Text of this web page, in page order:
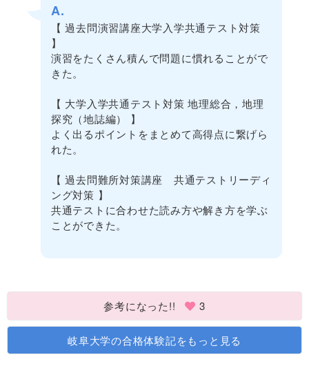
A.
【 過去問演習講座大学入学共通テスト対策
】
演習をたくさん積んで問題に慣れることがで
きた。
【 大学入学共通テスト対策 地理総合，地理
探究（地誌編） 】
よく出るポイントをまとめて高得点に繋げら
れた。
【 過去問難所対策講座 共通テストリーディ
ング対策 】
共通テストに合わせた読み方や解き方を学ぶ
ことができた。
参考になった!! 3
岐阜大学の合格体験記をもっと見る